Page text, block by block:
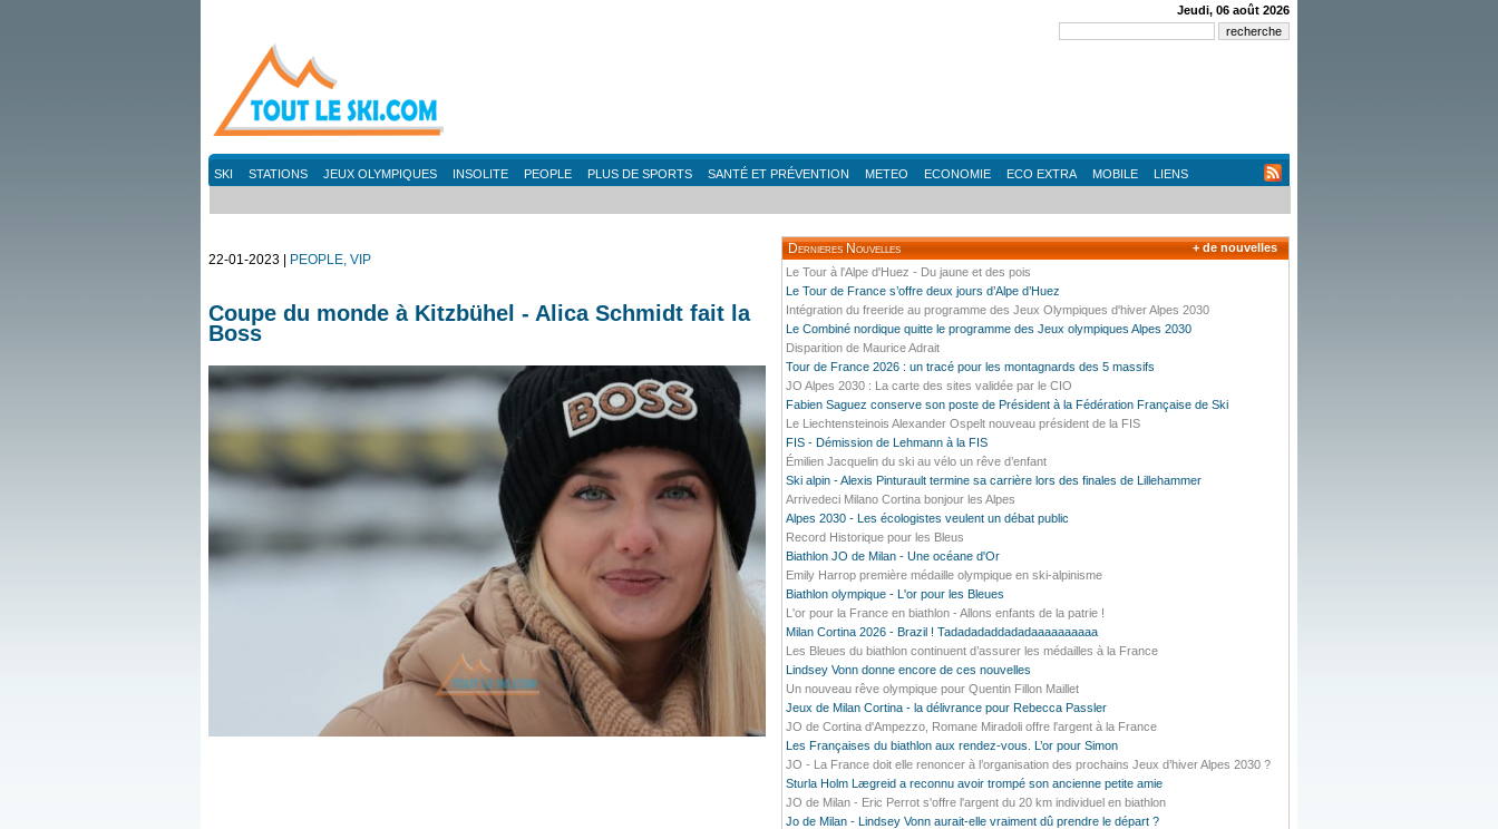
Jeudi, 06 août 2026
SKI STATIONS JEUX OLYMPIQUES INSOLITE PEOPLE PLUS DE SPORTS SANTÉ ET PRÉVENTION METEO ECONOMIE ECO EXTRA MOBILE LIENS
22-01-2023 | PEOPLE, VIP
Coupe du monde à Kitzbühel - Alica Schmidt fait la
Boss
Dernieres Nouvelles
Le Tour à l'Alpe d'Huez - Du jaune et des pois
Le Tour de France s’offre deux jours d’Alpe d’Huez
Intégration du freeride au programme des Jeux Olympiques d'hiver Alpes 2030
Le Combiné nordique quitte le programme des Jeux olympiques Alpes 2030
Disparition de Maurice Adrait
Tour de France 2026 : un tracé pour les montagnards des 5 massifs
JO Alpes 2030 : La carte des sites validée par le CIO
Fabien Saguez conserve son poste de Président à la Fédération Française de Ski
Le Liechtensteinois Alexander Ospelt nouveau président de la FIS
FIS - Démission de Lehmann à la FIS
Émilien Jacquelin du ski au vélo un rêve d’enfant
Ski alpin - Alexis Pinturault termine sa carrière lors des finales de Lillehammer
Arrivedeci Milano Cortina bonjour les Alpes
Alpes 2030 - Les écologistes veulent un débat public
Record Historique pour les Bleus
Biathlon JO de Milan - Une océane d'Or
Emily Harrop première médaille olympique en ski-alpinisme
Biathlon olympique - L'or pour les Bleues
L'or pour la France en biathlon - Allons enfants de la patrie !
Milan Cortina 2026 - Brazil ! Tadadadaddadadaaaaaaaaaa
Les Bleues du biathlon continuent d’assurer les médailles à la France
Lindsey Vonn donne encore de ces nouvelles
Un nouveau rêve olympique pour Quentin Fillon Maillet
Jeux de Milan Cortina - la délivrance pour Rebecca Passler
JO de Cortina d'Ampezzo, Romane Miradoli offre l'argent à la France
Les Françaises du biathlon aux rendez-vous. L’or pour Simon
JO - La France doit elle renoncer à l’organisation des prochains Jeux d’hiver Alpes 2030 ?
Sturla Holm Lægreid a reconnu avoir trompé son ancienne petite amie
JO de Milan - Eric Perrot s'offre l'argent du 20 km individuel en biathlon
Jo de Milan - Lindsey Vonn aurait-elle vraiment dû prendre le départ ?
+ de nouvelles